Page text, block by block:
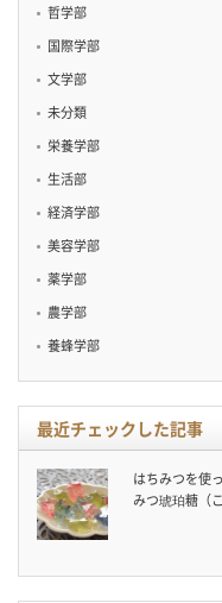
哲学部
国際学部
文学部
未分類
栄養学部
生活部
経済学部
美容学部
薬学部
農学部
養蜂学部
最近チェックした記事
はちみつを使
みつ琥珀糖（